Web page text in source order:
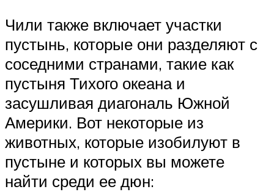
Чили также включает участки
пустынь, которые они разделяют с
соседними странами, такие как
пустыня Тихого океана и
засушливая диагональ Южной
Америки. Вот некоторые из
животных, которые изобилуют в
пустыне и которых вы можете
найти среди ее дюн: